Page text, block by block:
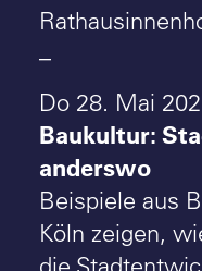
–
Do 28. Mai
Baukultur:
anderswo
Beispiele aus
Köln zeigen,